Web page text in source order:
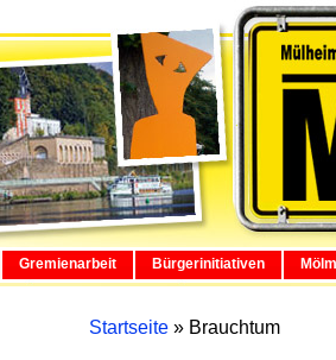
Gremienarbeit Bürgerinitiativen
Startseite » Brauchtum